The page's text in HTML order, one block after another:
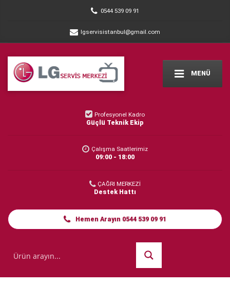
0544 539 09 91
lgservisistanbul@gmail.com
MENÜ
Profesyonel Kadro
Güçlü Teknik Ekip
Çalışma Saatlerimiz
09:00 - 18:00
ÇAĞRI MERKEZİ
Destek Hattı
Hemen Arayın 0544 539 09 91